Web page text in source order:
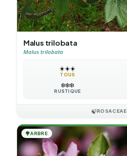
Malus trilobata
Malus trilobata
☀️☀️☀️
TOUS
❄️❄️❄️
RUSTIQUE
🍃ROSACEAE
🌳ARBRE